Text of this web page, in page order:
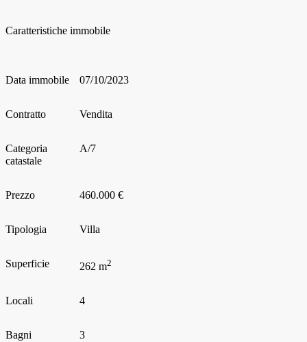
Caratteristiche immobile
Data immobile 07/10/2023
Contratto Vendita
Categoria
catastale
A/7
Prezzo 460.000 €
Tipologia Villa
Superficie 262 m2
Locali 4
Bagni 3